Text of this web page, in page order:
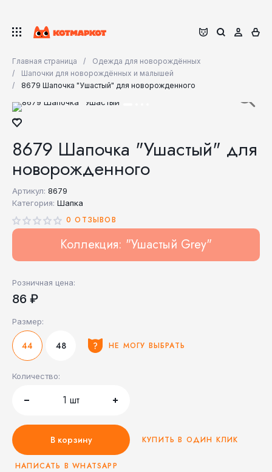
Главная страница
Одежда для новорождённых
Шапочки для новорождённых и малышей
8679 Шапочка "Ушастый" для новорожденного
8679 Шапочка "Ушастый" для
новорожденного
Артикул: 8679
Категория: Шапка
0 ОТЗЫВОВ
Коллекция: "Ушастый Grey"
Розничная цена:
86 ₽
Размер:
44 48 НЕ МОГУ ВЫБРАТЬ
Количество:
1 шт
В корзину КУПИТЬ В ОДИН КЛИК
НАПИСАТЬ В WHATSAPP